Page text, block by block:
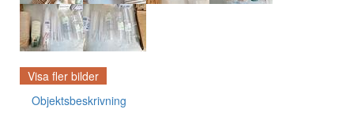
Visa fler bilder
Objektsbeskrivning